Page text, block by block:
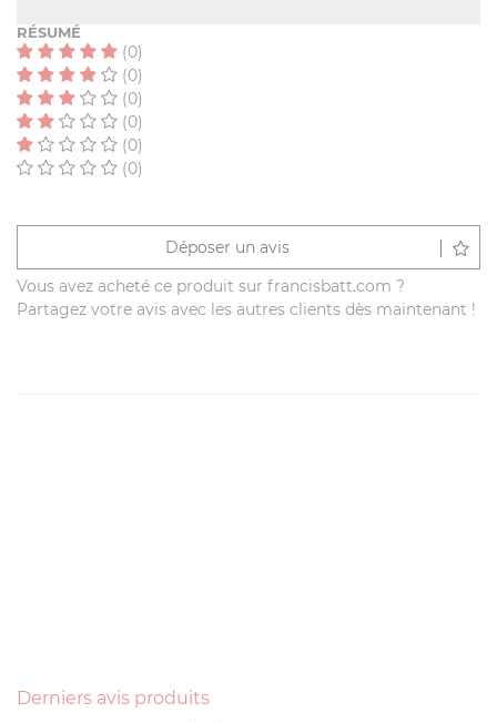
RÉSUMÉ
(0)
(0)
(0)
(0)
(0)
(0)
Déposer un avis
Vous avez acheté ce produit sur francisbatt.com ?
Partagez votre avis avec les autres clients dès maintenant !
Derniers avis produits